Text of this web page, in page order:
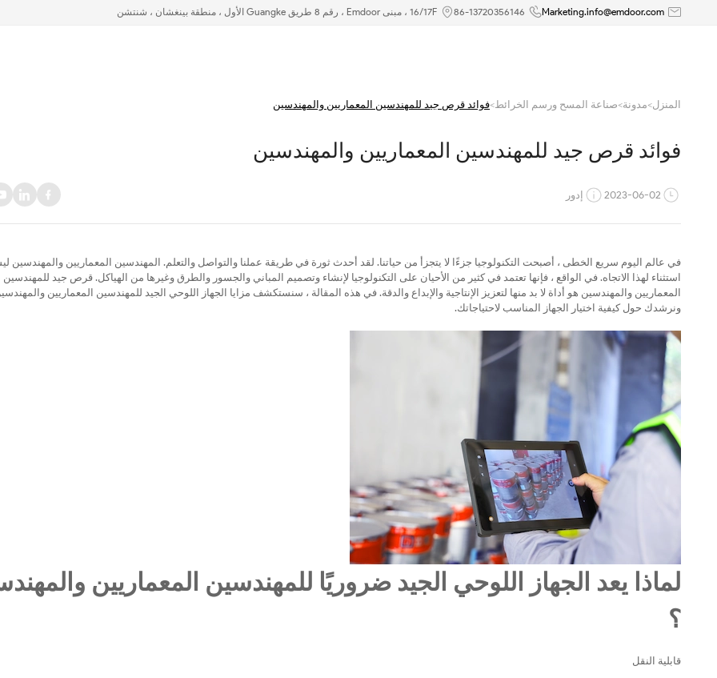
فوائد
للمهندسين
المعماريين
والمهندسين
Marketing.info@emdoor.com
86-13720356146 16/17F ، مبنى Emdoor ، رقم 8 طريق Guangke الأول ، منطقة بينغشان ، شنتشن
المنزل>مدونة>صناعة المسح ورسم الخرائط >فوائد قرص جيد للمهندسين المعماريين والمهندسين
فوائد قرص جيد للمهندسين المعماريين والمهندسين
2023-06-02 إدور
في عالم اليوم سريع الخطى ، أصبحت التكنولوجيا جزءًا لا يتجزأ من حياتنا. لقد أحدث ثورة في طريقة عملنا والتواصل والتعلم. المهندسين المعماريين والمهندسين
استثناء لهذا الاتجاه. في الواقع ، فإنها تعتمد في كثير من الأحيان على التكنولوجيا لإنشاء وتصميم المباني والجسور والطرق وغيرها من الهياكل. قرص جيد للمهندسين
المعماريين والمهندسين هو أداة لا بد منها لتعزيز الإنتاجية والإبداع والدقة. في هذه المقالة ، سنستكشف مزايا الجهاز اللوحي الجيد للمهندسين المعماريين
ونرشدك حول كيفية اختيار الجهاز المناسب لاحتياجاتك.
لماذا يعد الجهاز اللوحي الجيد ضروريًا للمهندسين المعماريين
؟
قابلية النقل